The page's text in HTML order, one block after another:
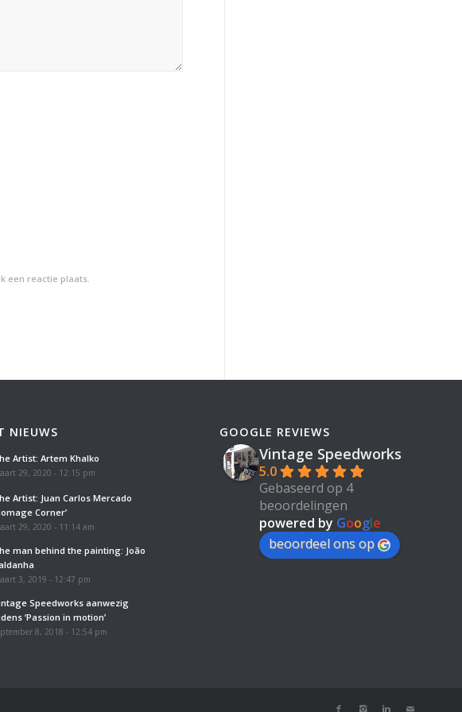
een reactie plaats.
NIEUWS
Artist: Artem Khalko
29, 2020 - 12:15 pm
Artist: Juan Carlos Mercado
Corner’
29, 2020 - 11:14 am
man behind the painting: João
3, 2019 - 12:47 pm
Speedworks aanwezig
‘Passion in motion’
8, 2018 - 12:54 pm
GOOGLE REVIEWS
Vintage Speedworks
5.0
Gebaseerd op 4
beoordelingen
powered by Google
beoordeel ons op